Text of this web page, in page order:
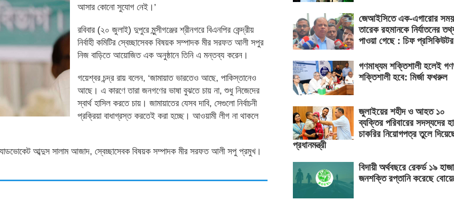
আসার কোনো সুযোগ নেই।’
রবিবার (২০ জুলাই) দুপুরে মুন্সীগঞ্জের শ্রীনগরে বিএনপির কেন্দ্রীয়
নির্বাহী কমিটির স্বেচ্ছাসেবক বিষয়ক সম্পাদক মীর সরফত আলী সপুর
নিজ বাড়িতে আয়োজিত এক অনুষ্ঠানে তিনি এ মন্তব্য করেন।
গয়েশ্বর চন্দ্র রায় বলেন, ‘জামায়াত ভারতেও আছে, পাকিস্তানেও
আছে। এ কারণে তারা জনগণের ভাষা বুঝতে চায় না, শুধু নিজেদের
স্বার্থ হাসিল করতে চায়। জামায়াতের যেসব দাবি, সেগুলো নির্বাচনী
প্রক্রিয়া বাধাগ্রস্ত করতেই করা হচ্ছে। আওয়ামী লীগ না থাকলে
অ্যাডভোকেট আব্দুস সালাম আজাদ, স্বেচ্ছাসেবক বিষয়ক সম্পাদক মীর সরফত আলী সপু প্রমুখ।
জেআইসিতে এক-এগারোর সময়
তারেক রহমানকে নির্যাতনের
পাওয়া গেছে : চিফ প্রসিকিউটর
গণমাধ্যম শক্তিশালী হলেই
শক্তিশালী হবে: মির্জা ফখরুল
জুলাইয়ের শহীদ ও আহত ১০
ব্যক্তির পরিবারের সদস্যদের
চাকরির নিয়োগপত্র তুলে
প্রধানমন্ত্রী
বিদায়ী অর্থবছরে রেকর্ড ১৯
জনশক্তি রপ্তানি করেছে